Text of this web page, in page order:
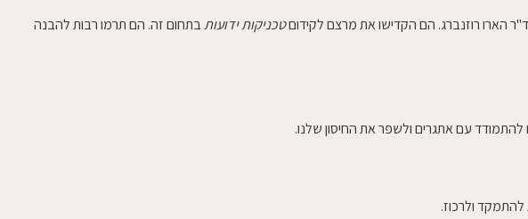
הארו רוזנברג. הם הקדישו את מרצם לקידוםטכניקות ידועותבתחום זה. הם תרמו רבות להבנה
להתמודד עם אתגרים ולשפר את החיסון שלנו.
ולרכוז.